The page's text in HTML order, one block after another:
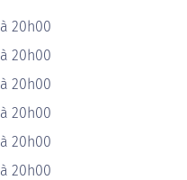
20h00
20h00
20h00
20h00
20h00
20h00